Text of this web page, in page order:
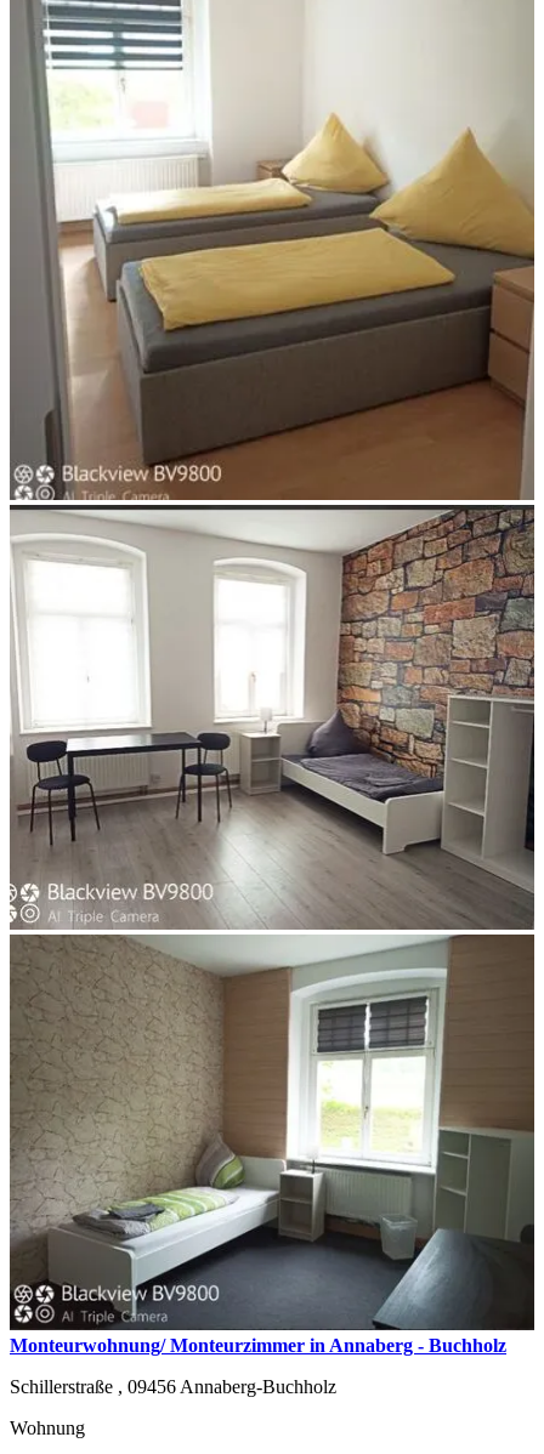
Monteurwohnung/ Monteurzimmer in Annaberg - Buchholz
Schillerstraße , 09456 Annaberg-Buchholz
Wohnung